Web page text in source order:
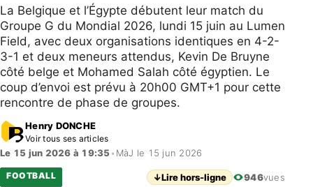
La Belgique et l’Égypte débutent leur match du
Groupe G du Mondial 2026, lundi 15 juin au Lumen
Field, avec deux organisations identiques en 4-2-
3-1 et deux meneurs attendus, Kevin De Bruyne
côté belge et Mohamed Salah côté égyptien. Le
coup d’envoi est prévu à 20h00 GMT+1 pour cette
rencontre de phase de groupes.
Henry DONCHE
Voir tous ses articles
Le 15 jun 2026 à 19:35 • MàJ le 15 jun 2026
FOOTBALL ↓Lire hors-ligne 946vues